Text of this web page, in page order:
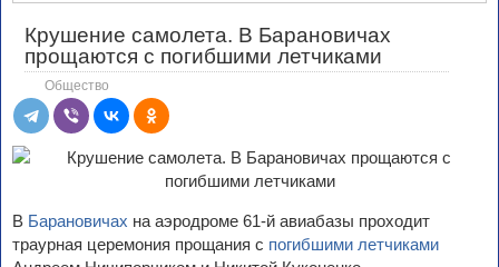
Крушение самолета. В Барановичах
прощаются с погибшими летчиками
Общество
В Барановичах на аэродроме 61-й авиабазы проходит
траурная церемония прощания с погибшими летчиками